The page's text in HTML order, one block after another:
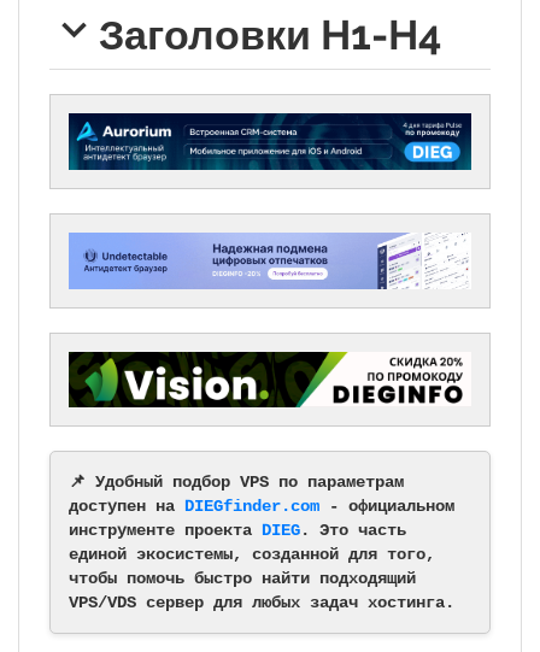
Заголовки H1-H4
📌 Удобный подбор VPS по параметрам
доступен на DIEGfinder.com - официальном
инструменте проекта DIEG. Это часть
единой экосистемы, созданной для того,
чтобы помочь быстро найти подходящий
VPS/VDS сервер для любых задач хостинга.